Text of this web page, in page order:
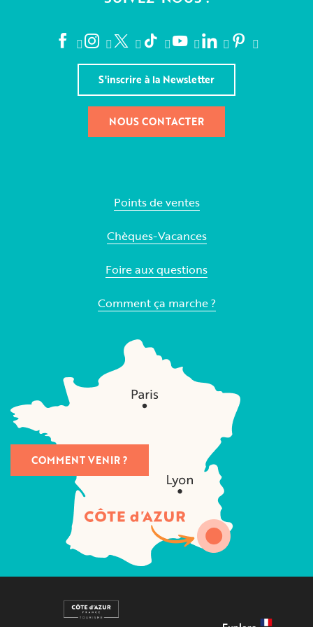
S'inscrire à la Newsletter
NOUS CONTACTER
Points de ventes
Chèques-Vacances
Foire aux questions
Comment ça marche ?
COMMENT VENIR ?